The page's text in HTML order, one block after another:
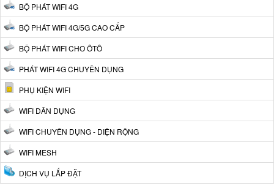
BỘ PHÁT WIFI 4G
BỘ PHÁT WIFI 4G/5G CAO CẤP
BỘ PHÁT WIFI CHO ÔTÔ
PHÁT WIFI 4G CHUYÊN DỤNG
PHỤ KIỆN WIFI
WIFI DÂN DỤNG
WIFI CHUYÊN DỤNG - DIỆN RỘNG
WIFI MESH
DỊCH VỤ LẮP ĐẶT